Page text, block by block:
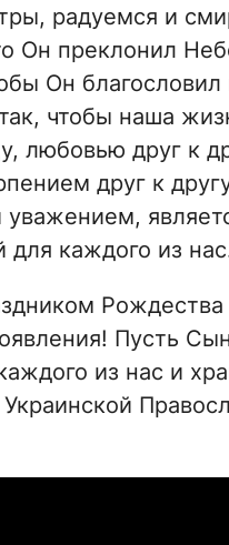
радуемся и
Он преклонил
Он
чтобы наша
любовью друг к
друг к
каждого из
Пусть
из нас и